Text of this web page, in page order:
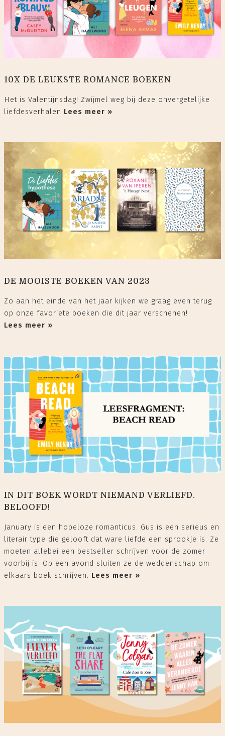
10X DE LEUKSTE ROMANCE BOEKEN
Het is Valentijnsdag! Zwijmel weg bij deze onvergetelijke
liefdesverhalen Lees meer »
DE MOOISTE BOEKEN VAN 2023
Zo aan het einde van het jaar kijken we graag even terug
op onze favoriete boeken die dit jaar verschenen!
Lees meer »
IN DIT BOEK WORDT NIEMAND VERLIEFD.
BELOOFD!
January is een hopeloze romanticus. Gus is een serieus en
literair type die gelooft dat ware liefde een sprookje is. Ze
moeten allebei een bestseller schrijven voor de zomer
voorbij is. Op een avond sluiten ze de weddenschap om
elkaars boek schrijven. Lees meer »